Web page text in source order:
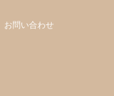
お問い合わせ